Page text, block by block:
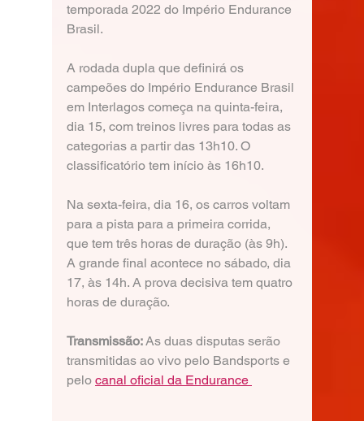
temporada 2022 do Império Endurance
Brasil.
A rodada dupla que definirá os
campeões do Império Endurance Brasil
em Interlagos começa na quinta-feira,
dia 15, com treinos livres para todas as
categorias a partir das 13h10. O
classificatório tem início às 16h10.
Na sexta-feira, dia 16, os carros voltam
para a pista para a primeira corrida,
que tem três horas de duração (às 9h).
A grande final acontece no sábado, dia
17, às 14h. A prova decisiva tem quatro
horas de duração.
Transmissão: As duas disputas serão
transmitidas ao vivo pelo Bandsports e
pelo canal oficial da Endurance